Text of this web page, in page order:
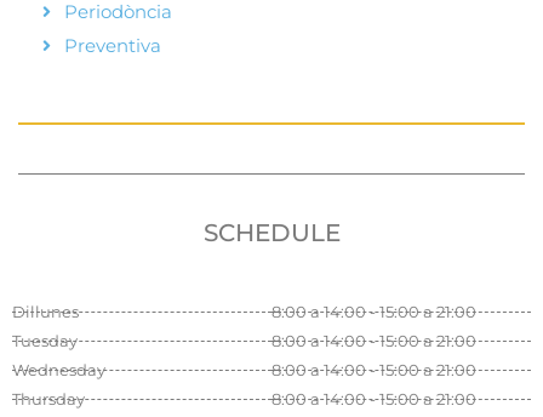
Periodòncia
Preventiva
SCHEDULE
Dillunes
Tuesday
Wednesday
Thursday
8:00 a 14:00 - 15:00 a 21:00
8:00 a 14:00 - 15:00 a 21:00
8:00 a 14:00 - 15:00 a 21:00
8:00 a 14:00 - 15:00 a 21:00